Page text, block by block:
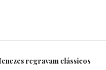
regravam clássicos